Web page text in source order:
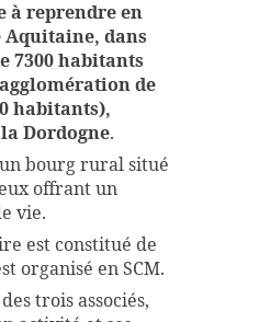
à reprendre en
dans
7300 habitants
de
habitants),
Dordogne.
bourg rural situé
offrant un
vie.
est constitué de
organisé en SCM.
trois associés,